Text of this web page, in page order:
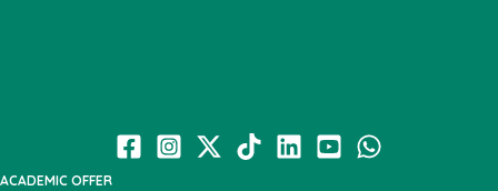
ACADEMIC OFFER